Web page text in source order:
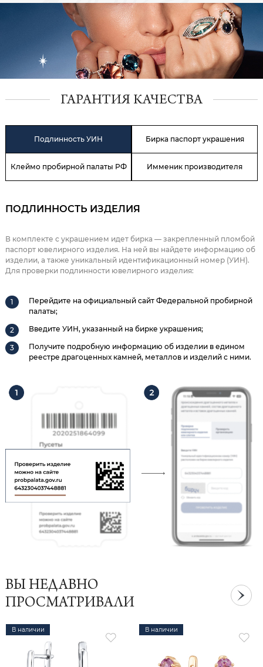
ГАРАНТИЯ КАЧЕСТВА
Подлинность УИН Бирка паспорт украшения
Клеймо пробирной палаты РФ Имменик производителя
ПОДЛИННОСТЬ ИЗДЕЛИЯ
В комплекте с украшением идет бирка — закрепленный пломбой
паспорт ювелирного изделия. На ней вы найдете информацию об
изделии, а также уникальный идентификационный номер (УИН).
Для проверки подлинности ювелирного изделия:
Перейдите на официальный сайт Федеральной пробирной
палаты;
Введите УИН, указанный на бирке украшения;
Получите подробную информацию об изделии в едином
реестре драгоценных камней, металлов и изделий с ними.
ВЫ НЕДАВНО
ПРОСМАТРИВАЛИ
В наличии В наличии